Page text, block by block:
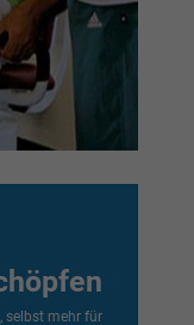
selbst mehr für
deshalb für
intensiv kurz